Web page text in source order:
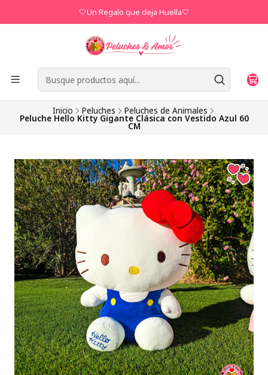
🤍Un Regalo que deja Huella🤍
Inicio Peluches Peluches de Animales
Peluche Hello Kitty Gigante Clásica con Vestido Azul 60
CM